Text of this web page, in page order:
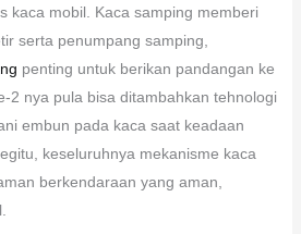
kaca mobil. Kaca samping memberi
serta penumpang samping,
penting untuk berikan pandangan ke
2 nya pula bisa ditambahkan tehnologi
embun pada kaca saat keadaan
keseluruhnya mekanisme kaca
berkendaraan yang aman,